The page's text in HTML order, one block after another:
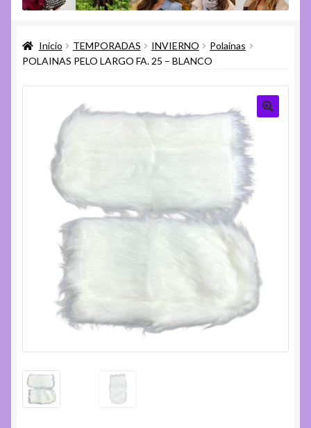
menú
Ayuda
menú
hijo
Inicio TEMPORADAS INVIERNO
Polainas
POLAINAS PELO LARGO FA. 25 – BLANCO